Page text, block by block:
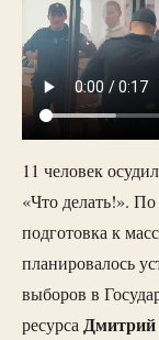
11 человек
«Что делать!».
подготовка к
планировалось
выборов в
ресурсаДмитрий